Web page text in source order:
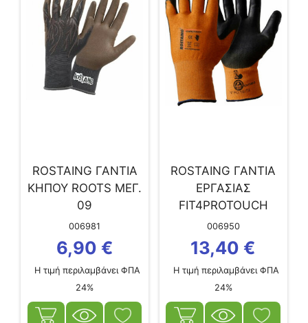
ROSTAING ΓΑΝΤΙΑ
ΚΗΠΟΥ ROOTS ΜΕΓ.
09
006981
6,90 €
Η τιμή περιλαμβάνει ΦΠΑ
24%
ROSTAING ΓΑΝΤΙΑ
ΕΡΓΑΣΙΑΣ
FIT4PROTOUCH
ΜΕΓ. 10
006950
13,40 €
Η τιμή περιλαμβάνει ΦΠΑ
24%